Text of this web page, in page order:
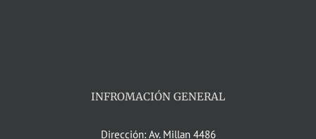
INFROMACIÓN GENERAL
Dirección: Av. Millan 4486